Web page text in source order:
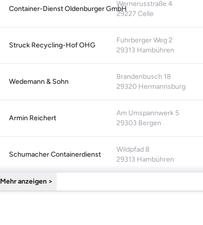
Container-Dienst Oldenburger GmbH
Wernerusstraße 4
29227 Celle
Struck Recycling-Hof OHG
Fuhrberger Weg 2
29313 Hambühren
Wedemann & Sohn
Brandenbusch 18
29320 Hermannsburg
Armin Reichert
Am Umspannwerk 5
29303 Bergen
Schumacher Containerdienst
Wildpfad 8
29313 Hambühren
Mehr anzeigen >